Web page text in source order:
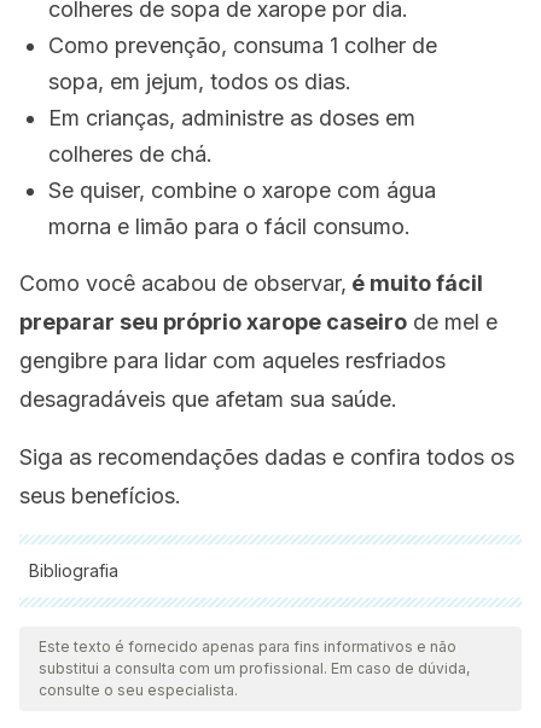
colheres de sopa de xarope por dia.
Como prevenção, consuma 1 colher de
sopa, em jejum, todos os dias.
Em crianças, administre as doses em
colheres de chá.
Se quiser, combine o xarope com água
morna e limão para o fácil consumo.
Como você acabou de observar, é muito fácil
preparar seu próprio xarope caseiro de mel e
gengibre para lidar com aqueles resfriados
desagradáveis que afetam sua saúde.
Siga as recomendações dadas e confira todos os
seus benefícios.
Bibliografia
Todas as fontes citadas foram minuciosamente revisadas por
nossa equipe para garantir sua qualidade, confiabilidade,
atualidade e validade. A bibliografia deste artigo foi
Este texto é fornecido apenas para fins informativos e não
substitui a consulta com um profissional. Em caso de dúvida,
consulte o seu especialista.